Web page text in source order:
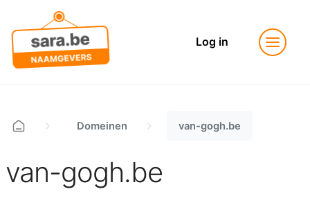
Log in
Domeinen van-gogh.be
van-gogh.be